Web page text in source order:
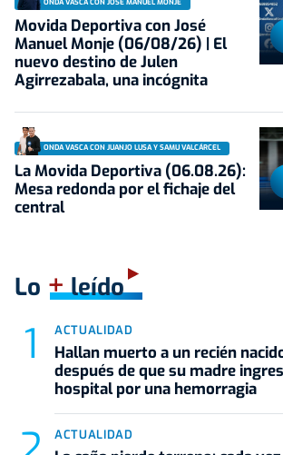
ONDA VASCA CON JOSÉ MANUEL MONJE
Movida Deportiva con José
Manuel Monje (06/08/26) | El
nuevo destino de Julen
Agirrezabala, una incógnita
ONDA VASCA CON JUANJO LUSA Y SAMU VALCÁRCEL
La Movida Deportiva (06.08.26):
Mesa redonda por el fichaje del
central
Lo +leído
ACTUALIDAD
Hallan muerto a un recién
después de que su madre
hospital por una hemorragia
ACTUALIDAD